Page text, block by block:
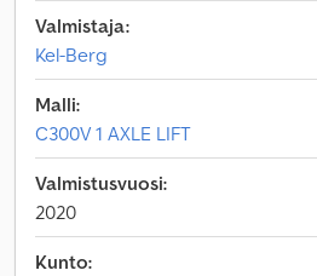
Valmistaja:
Kel-Berg
Malli:
C300V 1 AXLE LIFT
Valmistusvuosi:
2020
Kunto: